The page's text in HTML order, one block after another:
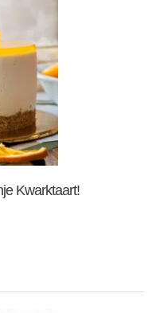
Kwarktaart!